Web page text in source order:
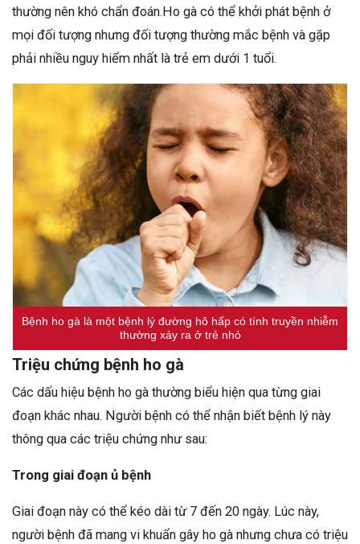
thường nên khó chẩn đoán.Ho gà có thể khởi phát bệnh ở
mọi đối tượng nhưng đối tượng thường mắc bệnh và gặp
phải nhiều nguy hiểm nhất là trẻ em dưới 1 tuổi.
Bệnh ho gà là một bệnh lý đường hô hấp có tính truyền nhiễm
thường xảy ra ở trẻ nhỏ
Triệu chứng bệnh ho gà
Các dấu hiệu bệnh ho gà thường biểu hiện qua từng giai
đoạn khác nhau. Người bệnh có thể nhận biết bệnh lý này
thông qua các triệu chứng như sau:
Trong giai đoạn ủ bệnh
Giai đoạn này có thể kéo dài từ 7 đến 20 ngày. Lúc này,
người bệnh đã mang vi khuẩn gây ho gà nhưng chưa có triệu